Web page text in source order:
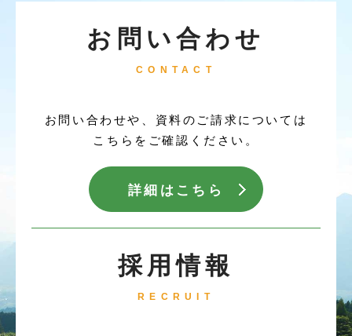
お問い合わせ
CONTACT
お問い合わせや、資料のご請求については
こちらをご確認ください。
詳細はこちら
採用情報
RECRUIT